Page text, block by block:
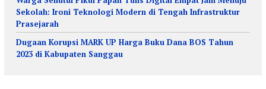
Sekolah: Ironi Teknologi Modern di Tengah Infrastruktur
Prasejarah
Dugaan Korupsi MARK UP Harga Buku Dana BOS Tahun
2023 di Kabupaten Sanggau